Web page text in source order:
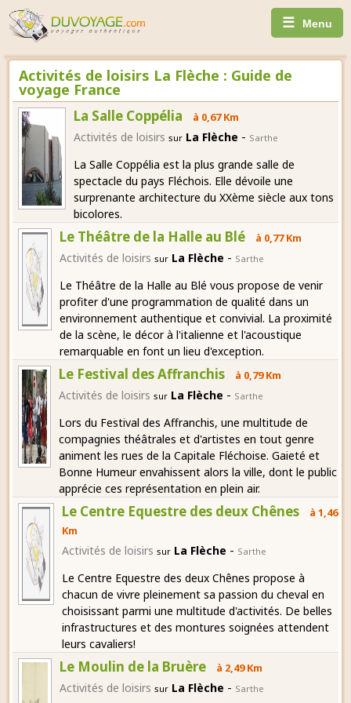
☰ Menu
Activités de loisirs La Flèche : Guide de
voyage France
La Salle Coppélia à 0,67 Km
Activités de loisirs sur La Flèche - Sarthe
La Salle Coppélia est la plus grande salle de
spectacle du pays Fléchois. Elle dévoile une
surprenante architecture du XXème siècle aux tons
bicolores.
Le Théâtre de la Halle au Blé à 0,77 Km
Activités de loisirs sur La Flèche - Sarthe
Le Théâtre de la Halle au Blé vous propose de venir
profiter d'une programmation de qualité dans un
environnement authentique et convivial. La proximité
de la scène, le décor à l'italienne et l'acoustique
remarquable en font un lieu d'exception.
Le Festival des Affranchis à 0,79 Km
Activités de loisirs sur La Flèche - Sarthe
Lors du Festival des Affranchis, une multitude de
compagnies théâtrales et d'artistes en tout genre
animent les rues de la Capitale Fléchoise. Gaieté et
Bonne Humeur envahissent alors la ville, dont le public
apprécie ces représentation en plein air.
Le Centre Equestre des deux Chênes
à 1,46
Km
Activités de loisirs sur La Flèche - Sarthe
Le Centre Equestre des deux Chênes propose à
chacun de vivre pleinement sa passion du cheval en
choisissant parmi une multitude d'activités. De belles
infrastructures et des montures soignées attendent
leurs cavaliers!
Le Moulin de la Bruère à 2,49 Km
Activités de loisirs sur La Flèche - Sarthe